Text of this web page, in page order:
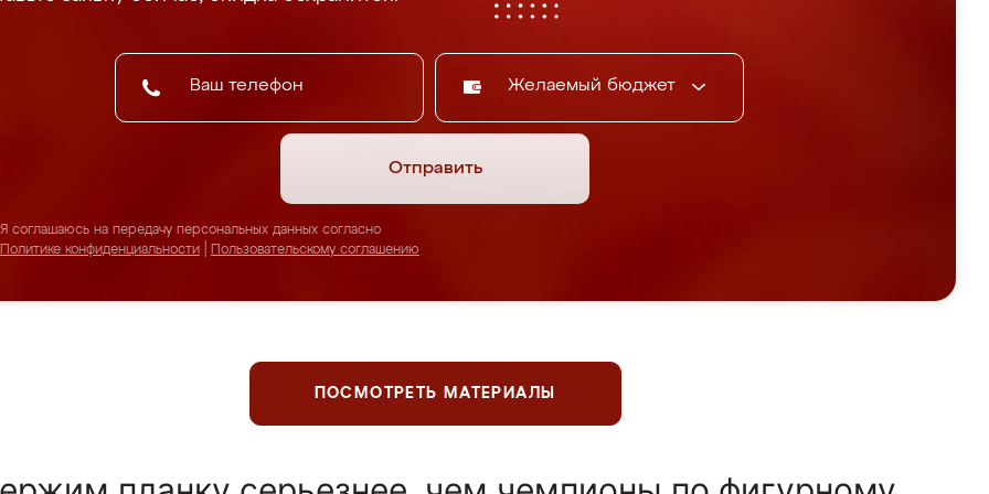
Желаемый бюджет
Отправить
Я соглашаюсь на передачу персональных данных согласно
Политике конфиденциальности
Пользовательскому соглашению
ПОСМОТРЕТЬ МАТЕРИАЛЫ